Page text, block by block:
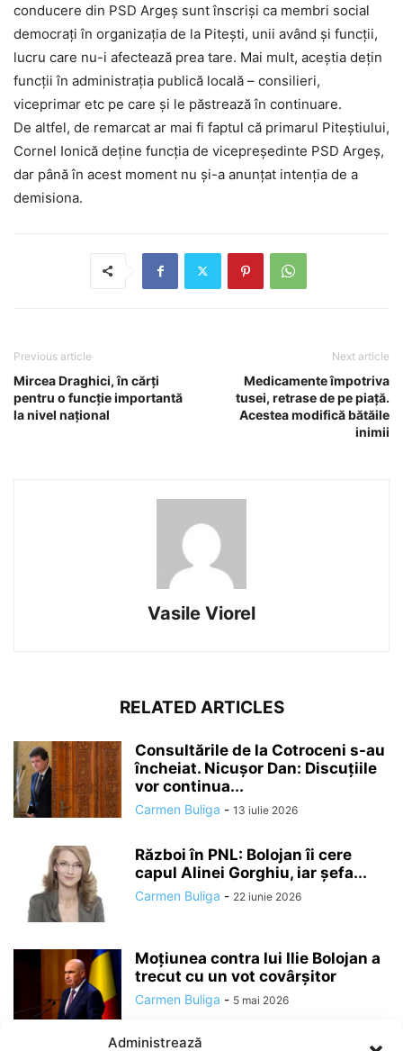
Administrează
conducere din PSD Argeș sunt înscriși ca membri social
democrați în organizația de la Pitești, unii având și funcții,
lucru care nu-i afectează prea tare. Mai mult, aceștia dețin
funcții în administrația publică locală – consilieri,
viceprimar etc pe care și le păstrează în continuare.
De altfel, de remarcat ar mai fi faptul că primarul Piteștiului,
Cornel Ionică deține funcția de vicepreședinte PSD Argeș,
dar până în acest moment nu și-a anunțat intenția de a
demisiona.
Previous article
Mircea Draghici, în cărți
pentru o funcție importantă
la nivel național
Next article
Medicamente împotriva
tusei, retrase de pe piață.
Acestea modifică bătăile
inimii
Vasile Viorel
RELATED ARTICLES
Consultările de la Cotroceni s-au
încheiat. Nicușor Dan: Discuțiile
vor continua...
Carmen Buliga - 13 iulie 2026
Război în PNL: Bolojan îi cere
capul Alinei Gorghiu, iar șefa...
Carmen Buliga - 22 iunie 2026
Moțiunea contra lui Ilie Bolojan a
trecut cu un vot covârșitor
Carmen Buliga - 5 mai 2026